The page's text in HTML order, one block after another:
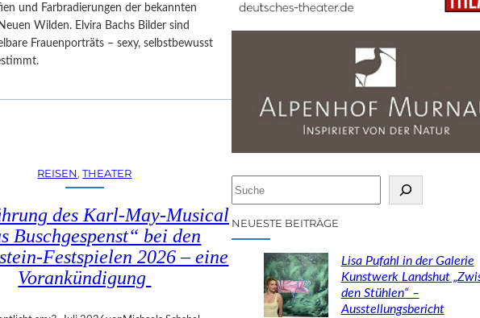
und Farbradierungen der bekannten
Wilden. Elvira Bachs Bilder sind
Frauenporträts – sexy, selbstbewusst
REISEN, THEATER
des Karl-May-Musical
Buschgespenst“ bei den
Festspielen 2026 – eine
Vorankündigung
S
u
c
h
NEUESTE BEITRÄGE
Lisa Pufahl in der Galerie
Kunstwerk Landshut
den Stühlen“ –
Ausstellungsbericht